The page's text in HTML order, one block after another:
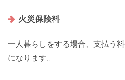
火災保険料
一人暮らしをする場合、支払う
になります。